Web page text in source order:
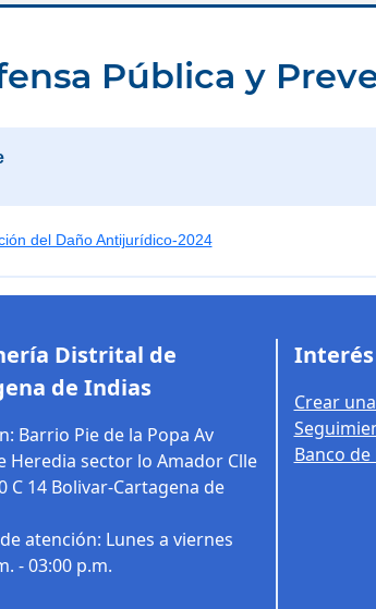
Pública y
del Daño Antijurídico-2024
Distrital de
de Indias
Barrio Pie de la Popa Av
Heredia sector lo Amador Clle
C 14 Bolivar-Cartagena de
atención: Lunes a viernes
- 03:00 p.m.
Interés
Crear
Banco